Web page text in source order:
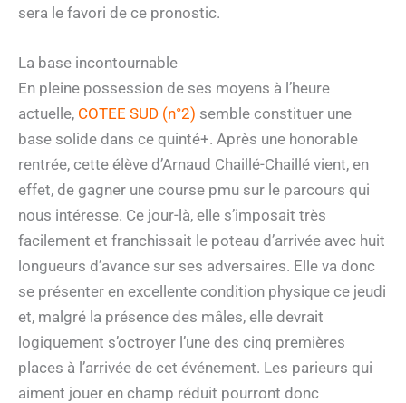
sera le favori de ce pronostic.
La base incontournable
En pleine possession de ses moyens à l’heure
actuelle, COTEE SUD (n°2) semble constituer une
base solide dans ce quinté+. Après une honorable
rentrée, cette élève d’Arnaud Chaillé-Chaillé vient, en
effet, de gagner une course pmu sur le parcours qui
nous intéresse. Ce jour-là, elle s’imposait très
facilement et franchissait le poteau d’arrivée avec huit
longueurs d’avance sur ses adversaires. Elle va donc
se présenter en excellente condition physique ce jeudi
et, malgré la présence des mâles, elle devrait
logiquement s’octroyer l’une des cinq premières
places à l’arrivée de cet événement. Les parieurs qui
aiment jouer en champ réduit pourront donc